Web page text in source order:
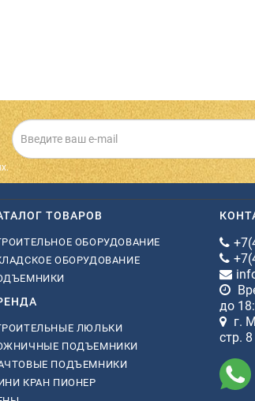
ТОВАРОВ
ОБОРУДОВАНИЕ
ОБОРУДОВАНИЕ
ЛЮЛЬКИ
ПОДЪЕМНИКИ
ПОДЪЕМНИКИ
КРАН ПИОНЕР
до
г.
стр. 8